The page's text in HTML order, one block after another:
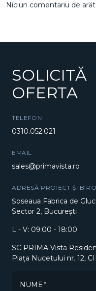
Niciun comentariu de
SOLICITĂ
OFERTA
TELEFON
0310.052.021
EMAIL
sales@primavista.ro
ADRESĂ PROIECT ȘI
Șoseaua Fabrica de
Sector 2, București
L - V: 09:00 - 18:00
SC PRIMA Vista
Piața Nucetului nr. 12,
NUME